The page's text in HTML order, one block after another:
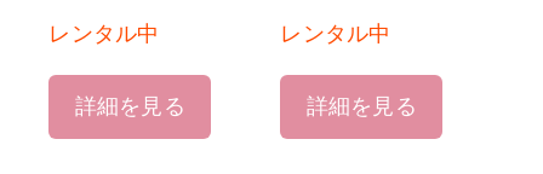
レンタル中
詳細を見る
レンタル中
詳細を見る